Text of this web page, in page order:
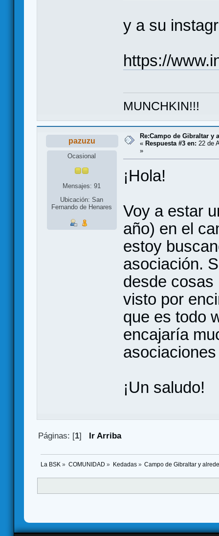
y a su
https://
MUNCHKIN!!!
pazuzu
Ocasional
Mensajes: 91
Ubicación: San
Fernando de Henares
Re:Campo de Gibraltar y
« Respuesta #3 en: 22 de
»
¡Hola!
Voy a estar
año) en el
estoy
asociación.
desde cosas
visto por
que es todo
encajaría
¡Un saludo!
Páginas: [1] Ir Arriba
La BSK » COMUNIDAD » Kedadas» Campo de Gibraltar y